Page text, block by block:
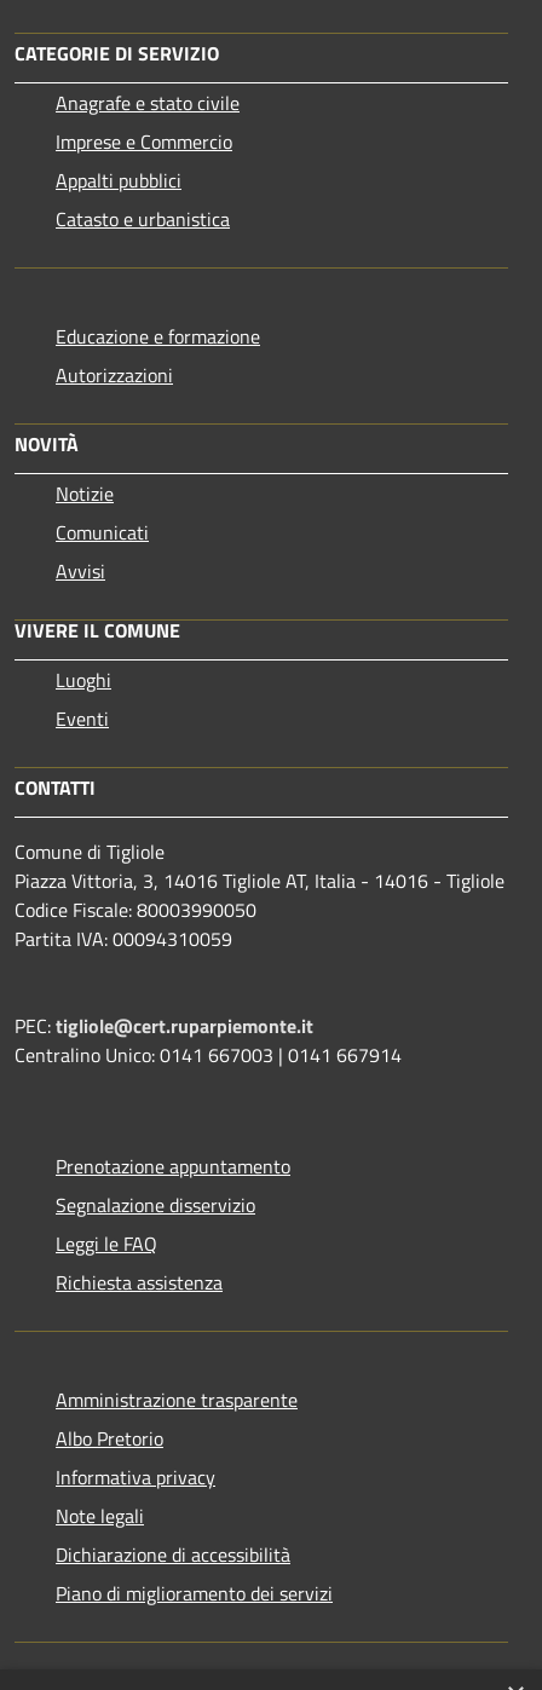
CATEGORIE DI SERVIZIO
Anagrafe e stato civile
Imprese e Commercio
Appalti pubblici
Catasto e urbanistica
Educazione e formazione
Autorizzazioni
NOVITÀ
Notizie
Comunicati
Avvisi
VIVERE IL COMUNE
Luoghi
Eventi
CONTATTI
Comune di Tigliole
Piazza Vittoria, 3, 14016 Tigliole AT, Italia - 14016 - Tigliole
Codice Fiscale: 80003990050
Partita IVA: 00094310059
PEC:tigliole@cert.ruparpiemonte.it
Centralino Unico: 0141 667003 | 0141 667914
Prenotazione appuntamento
Segnalazione disservizio
Leggi le FAQ
Richiesta assistenza
Amministrazione trasparente
Albo Pretorio
Informativa privacy
Note legali
Dichiarazione di accessibilità
Piano di miglioramento dei servizi